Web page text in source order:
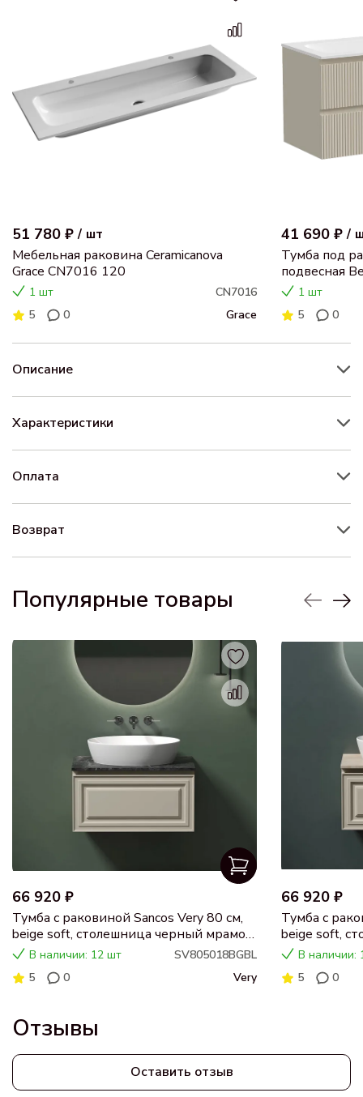
51 780 ₽ / шт
Мебельная раковина Ceramicanova
Grace CN7016 120
1 шт
CN7016
5
0 Grace
41 690 ₽ /
Тумба под
подвесная
SNT120CE
1 шт
5
0
Описание
Характеристики
Оплата
Возврат
Популярные товары
66 920 ₽
Тумба с раковиной Sancos Very 80 см,
beige soft, столешница черный мрамор,
раковина CN5018
В наличии: 12 шт
SV805018BGBL
5
0 Very
66 920 ₽
Тумба с
beige soft,
раковина
В наличии:
5
0
Отзывы
Оставить отзыв